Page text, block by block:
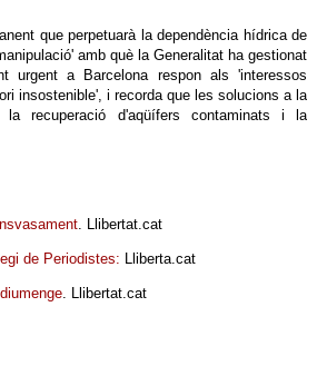
que perpetuarà la dependència hídrica de
amb què la Generalitat ha gestionat
urgent a Barcelona respon als 'interessos
insostenible', i recorda que les solucions a la
recuperació d'aqüífers contaminats i la
. Llibertat.cat
de Periodistes: Lliberta.cat
. Llibertat.cat